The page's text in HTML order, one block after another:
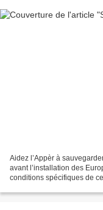
Aidez l’Appèr à
avant l’installation des
conditions spécifiques de